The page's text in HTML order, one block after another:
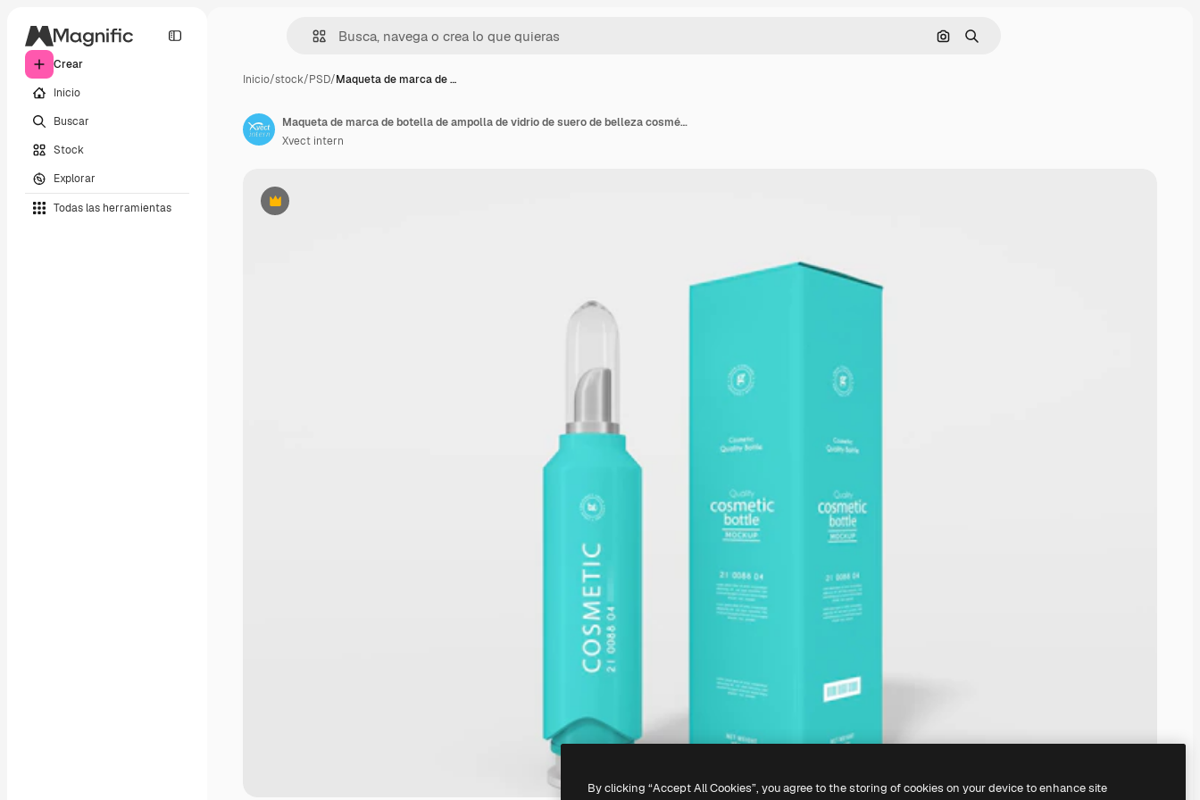
Crear
Inicio
Buscar
Stock
Explorar
Todas las herramientas
Buscar por imagen
Buscar
Inicio/stock/PSD/Maqueta de marca de …
Premium
Maqueta de marca de botella de ampolla de vidrio de suero de belleza cosmética
Xvect intern
By clicking “Accept All Cookies”, you agree to the storing of cookies on your device to enhance site